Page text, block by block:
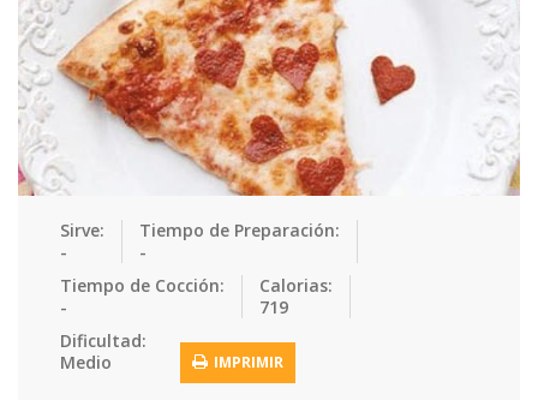
Huevos Mariscos Mermeladas Muffins
Panes Para Niños Pastas Pasteles
Pescados Pizzas Platos Fue… Pollo
Postres Recetas de… Recetas Do… Recetas Fá…
Recetas Na…
Sandwiches Snacks
Tacos
Sirve:
-
Tiempo de Preparación:
-
Tiempo de Cocción:
-
Calorias:
719
Dificultad:
Medio
IMPRIMIR